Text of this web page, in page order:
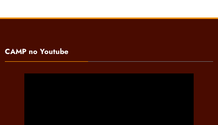
CAMP no Youtube